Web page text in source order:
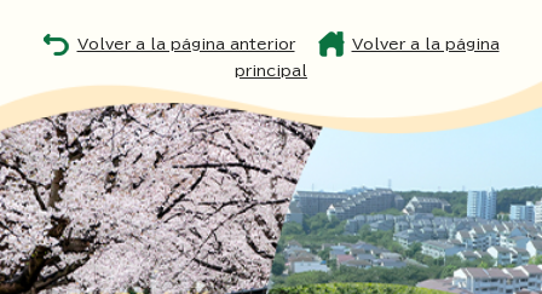
Volver a la página anterior
Volver a la página
principal